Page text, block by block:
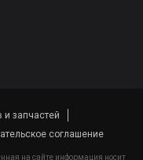
и запчастей
соглашение
на сайте информация носит